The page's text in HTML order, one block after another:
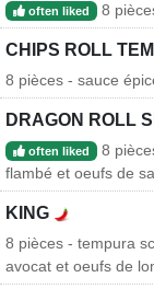
often liked 8
CHIPS ROLL
8 pièces - sauce
DRAGON ROLL
often liked
8
flambé et oeufs de
KING
8 pièces - tempura
avocat et oeufs de